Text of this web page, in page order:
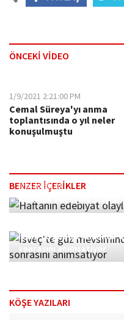
ÖNCEKİ VİDEO
1/9/2021 2:21:00 PM
Cemal Süreya'yı anma
toplantısında o yıl neler
konuşulmuştu
BENZER İÇERİKLER
22.06.2026 01:07
Haftanın edebiyat olayları
İsveç'te güz mevsiminde
sonrasını anımsatıyor
KÖŞE YAZILARI